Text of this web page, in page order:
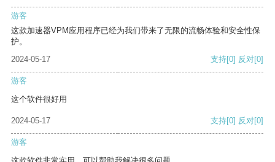
游客
这款加速器VPM应用程序已经为我们带来了无限的流畅体验和安全性保
护。
2024-05-17
支持[0] 反对[0]
游客
这个软件很好用
2024-05-17 支持[0] 反对[0]
游客